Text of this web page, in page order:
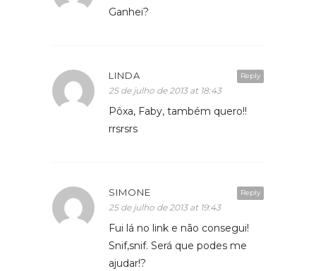
Ganhei?
Reply
LINDA
25 de julho de 2013 at 18:43
Pôxa, Faby, também quero!!
rrsrsrs
Reply
SIMONE
25 de julho de 2013 at 19:43
Fui lá no link e não consegui!
Snif,snif. Será que podes me
ajudar!?